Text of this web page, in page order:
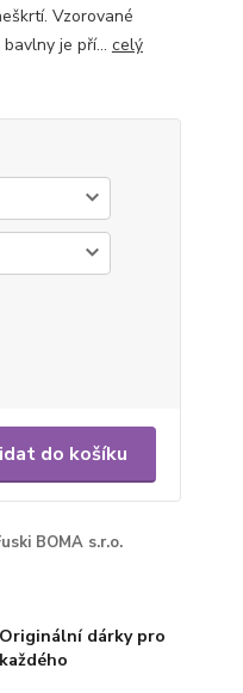
Vzorované
je pří... celý
do košíku
BOMA s.r.o.
Originální dárky pro
každého